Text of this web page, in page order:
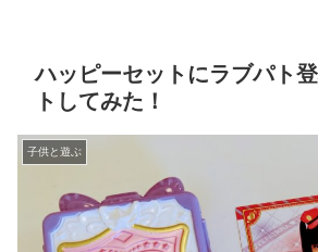
ハッピーセットにラブパト
トしてみた！
子供と遊ぶ